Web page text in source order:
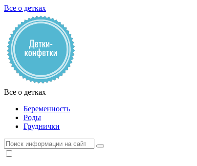
Все о детках
Все о детках
Беременность
Роды
Груднички